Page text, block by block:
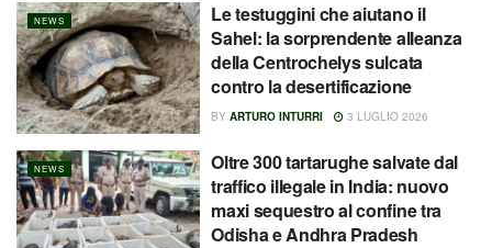
NEWS
Le testuggini che aiutano il
Sahel: la sorprendente alleanza
della Centrochelys sulcata
contro la desertificazione
BY ARTURO INTURRI 3 LUGLIO 2026
NEWS
Oltre 300 tartarughe salvate dal
traffico illegale in India: nuovo
maxi sequestro al confine tra
Odisha e Andhra Pradesh